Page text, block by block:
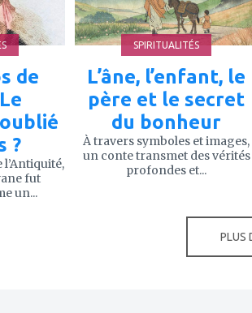
de
?
fut
un...
SPIRITUALITÉS
L’âne, l’enfant, le
père et le secret
du bonheur
À travers symboles et images,
un conte transmet des vérités
profondes et...
PLUS